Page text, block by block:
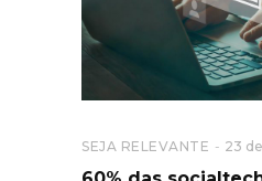
SEJA RELEVANTE 23